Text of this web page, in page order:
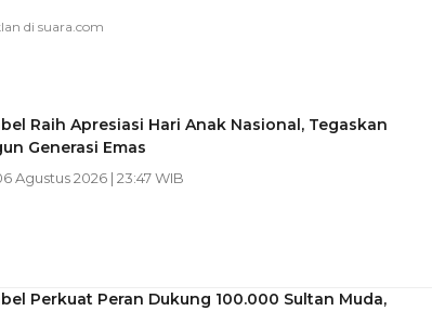
Raih Apresiasi Hari Anak Nasional, Tegaskan
Generasi Emas
Agustus 2026 | 23:47 WIB
Perkuat Peran Dukung 100.000 Sultan Muda,